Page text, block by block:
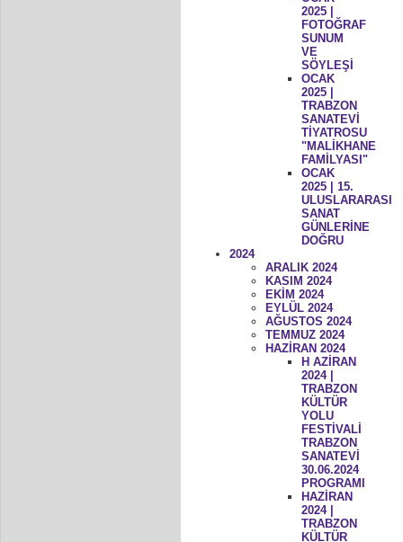
2025 |
FOTOĞRAF
SUNUM
VE
SÖYLEŞİ
OCAK
2025 |
TRABZON
SANATEVİ
TİYATROSU
"MALİKHANE
FAMİLYASI"
OCAK
2025 | 15.
ULUSLARARASI
SANAT
GÜNLERİNE
DOĞRU
2024
ARALIK 2024
KASIM 2024
EKİM 2024
EYLÜL 2024
AĞUSTOS 2024
TEMMUZ 2024
HAZİRAN 2024
H AZİRAN
2024 |
TRABZON
KÜLTÜR
YOLU
FESTİVALİ
TRABZON
SANATEVİ
30.06.2024
PROGRAMI
HAZİRAN
2024 |
TRABZON
KÜLTÜR